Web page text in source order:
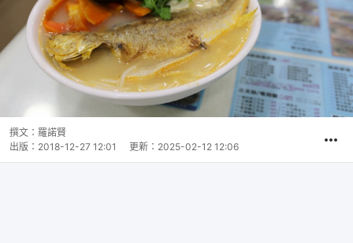
撰文： 羅諾賢
出版： 2018-12-27 12:01 更新： 2025-02-12 12:06